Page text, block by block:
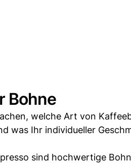
Bohne
welche Art von
was Ihr individueller
sind hochwertige